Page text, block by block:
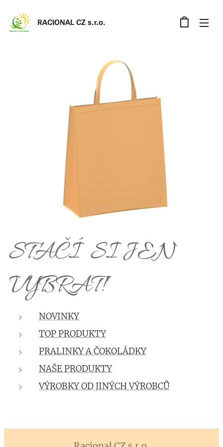
RACIONAL CZ s.r.o.
STAČÍ SI JEN
VYBRAT!
NOVINKY
TOP PRODUKTY
PRALINKY A ČOKOLÁDKY
NAŠE PRODUKTY
VÝROBKY OD JINÝCH VÝROBCŮ